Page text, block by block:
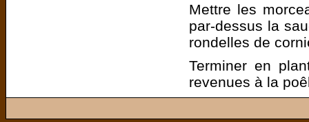
Mettre les
par-dessus la
rondelles de
Terminer en
revenues à la